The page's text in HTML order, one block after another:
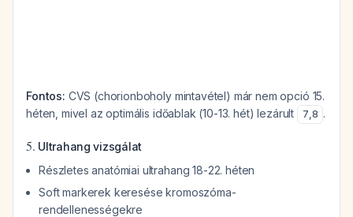
Fontos: CVS (chorionboholy mintavétel) már nem opció 15.
héten, mivel az optimális időablak (10-13. hét) lezárult
7,8 .
5. Ultrahang vizsgálat
Részletes anatómiai ultrahang 18-22. héten
Soft markerek keresése kromoszóma-
rendellenességekre